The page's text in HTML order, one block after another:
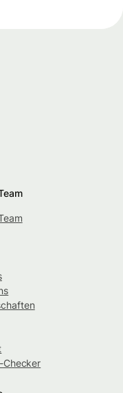
Checker